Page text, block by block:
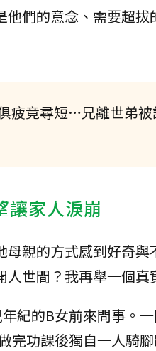
們的意念、需要超
疲竟尋短…兄離世弟被
家人淚崩
親的方式感到好奇
世間？我再舉一個真
紀的B女前來問事。
完功課後獨自一人騎